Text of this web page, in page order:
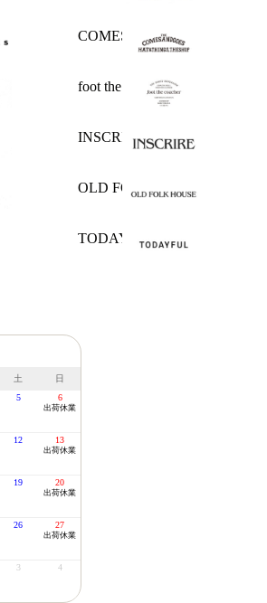
COMESANDGOES
foot the coacher
INSCRIRE
OLD FOLK HOUSE
TODAYFUL
土
日
5 6
出荷休業
12 13
出荷休業
19 20
出荷休業
26 27
出荷休業
3 4